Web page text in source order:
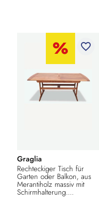
favorite_border
Graglia
Rechteckiger Tisch für
Garten oder Balkon, aus
Merantiholz massiv mit
Schirmhalterung....